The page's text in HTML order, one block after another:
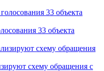
33 объекта
схему обращения с